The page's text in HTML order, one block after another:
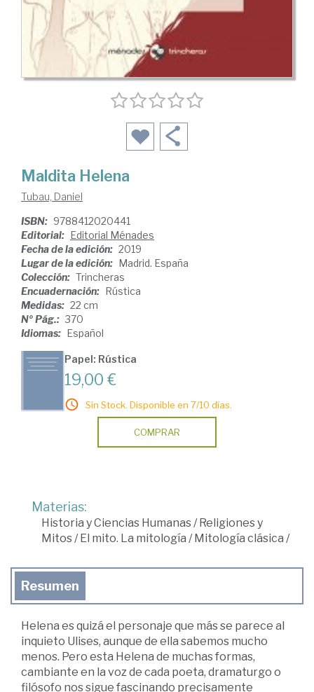
Maldita Helena
Tubau, Daniel
ISBN: 9788412020441
Editorial: Editorial Ménades
Fecha de la edición: 2019
Lugar de la edición: Madrid. España
Colección: Trincheras
Encuadernación: Rústica
Medidas: 22 cm
Nº Pág.: 370
Idiomas: Español
Papel: Rústica
19,00 €
Sin Stock. Disponible en 7/10 días.
COMPRAR
Materias:
Historia y Ciencias Humanas/Religiones y
Mitos/El mito. La mitología /Mitología clásica /
Resumen
Helena es quizá el personaje que más se parece al
inquieto Ulises, aunque de ella sabemos mucho
menos. Pero esta Helena de muchas formas,
cambiante en la voz de cada poeta, dramaturgo o
filósofo nos sigue fascinando precisamente